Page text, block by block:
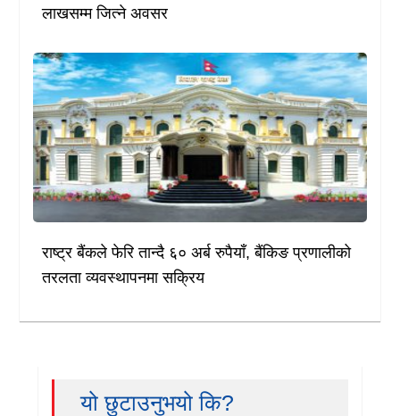
लाखसम्म जित्ने अवसर
राष्ट्र बैंकले फेरि तान्दै ६० अर्ब रुपैयाँ, बैंकिङ प्रणालीको
तरलता व्यवस्थापनमा सक्रिय
यो छुटाउनुभयो कि?